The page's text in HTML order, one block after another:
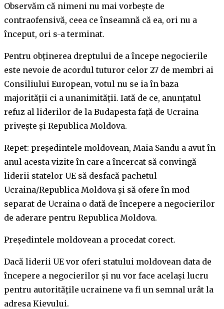
Observăm că nimeni nu mai vorbește de
contraofensivă, ceea ce înseamnă că ea, ori nu a
început, ori s-a terminat.
Pentru obținerea dreptului de a începe negocierile
este nevoie de acordul tuturor celor 27 de membri ai
Consiliului European, votul nu se ia în baza
majorității ci a unanimității. Iată de ce, anunțatul
refuz al liderilor de la Budapesta față de Ucraina
privește și Republica Moldova.
Repet: președintele moldovean, Maia Sandu a avut în
anul acesta vizite în care a încercat să convingă
liderii statelor UE să desfacă pachetul
Ucraina/Republica Moldova și să ofere în mod
separat de Ucraina o dată de începere a negocierilor
de aderare pentru Republica Moldova.
Președintele moldovean a procedat corect.
Dacă liderii UE vor oferi statului moldovean data de
începere a negocierilor și nu vor face același lucru
pentru autoritățile ucrainene va fi un semnal urât la
adresa Kievului.